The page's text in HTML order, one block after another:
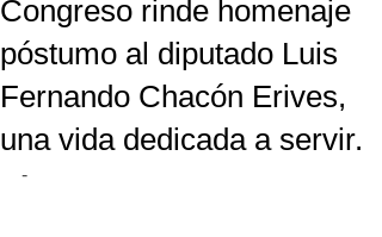
Congreso rinde homenaje
póstumo al diputado Luis
Fernando Chacón Erives,
una vida dedicada a servir.
-